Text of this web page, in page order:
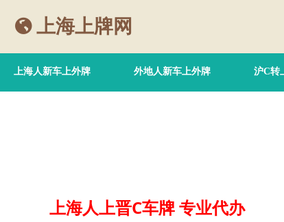
上海上牌网
上海人新车上外牌 外地人新车上外牌 沪C转
上海人上晋C车牌专业代办